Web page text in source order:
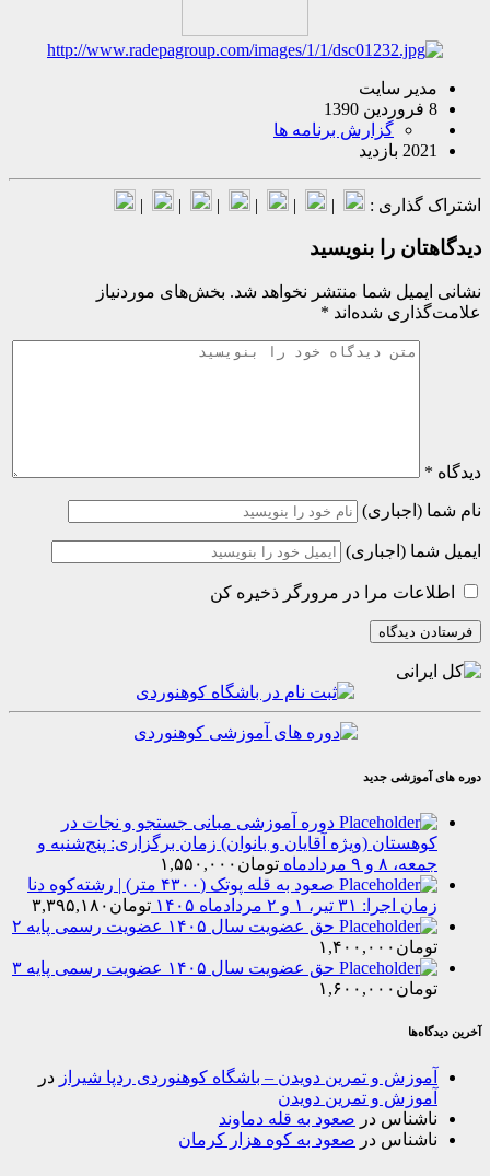
سایت
گزارش برنامه ها
:
|
|
|
|
|
|
را بنویسید
شما منتشر نخواهد شد. بخش‌های موردنیاز
شده‌اند*
(اجباری)
مرا در مرورگر ذخیره کن
جدید
دوره آموزشی مبانی جستجو و نجات در
(ویژه آقایان و بانوان) زمان برگزاری: پنج‌شنبه و
تومان۱,۵۵۰,۰۰۰
صعود به قله پوتک (۴۳۰۰ متر) | رشته‌کوه دنا
۳۱ تیر، ۱ و ۲ مردادماه ۱۴۰۵
تومان ۳,۳۹۵,۱۸۰
حق عضویت سال ۱۴۰۵ عضویت رسمی پایه ۲
۱,۴۰۰,۰۰۰
حق عضویت سال ۱۴۰۵ عضویت رسمی پایه ۳
۱,۶۰۰,۰۰۰
و تمرین دویدن – باشگاه کوهنوردی ردپا شیراز در
و تمرین دویدن
درصعود به قله دماوند
درصعود به کوه هزار کرمان